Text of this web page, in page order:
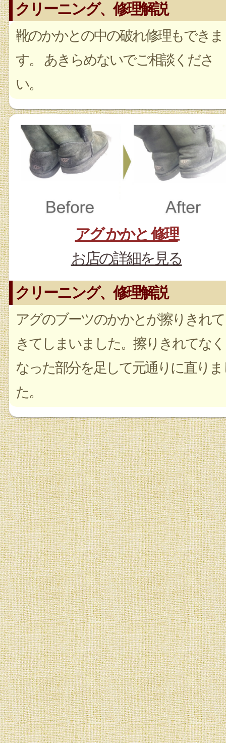
クリーニング、修理解説
靴のかかとの中の破れ修理もできま
す。 あきらめないでご相談くださ
い。
アグ かかと 修理
お店の詳細を見る
クリーニング、修理解説
アグのブーツのかかとが擦りきれて
きてしまいました。擦りきれてなく
なった部分を足して元通りに直りま
た。